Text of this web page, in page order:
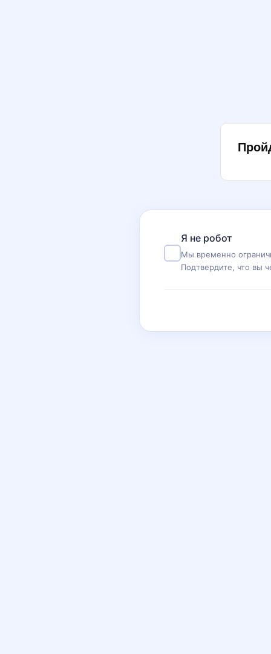
Я не робот
Мы временно
Подтвердите, что вы